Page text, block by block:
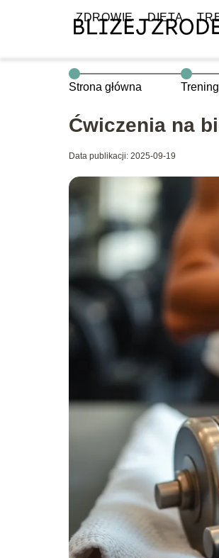
ZDROWIE DIETA
Strona główna Trening
Ćwiczenia na
Data publikacji: 2025-09-19